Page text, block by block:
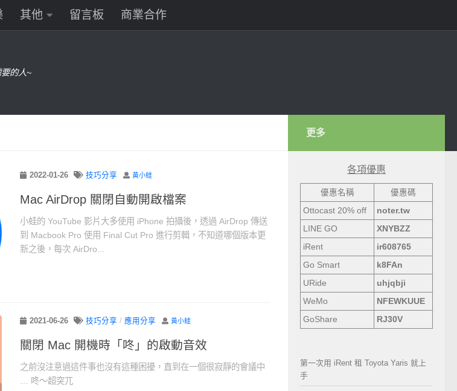
其他 留言板 商業合作
的人~
2022-01-26 技巧分享 黃小蛙
Mac AirDrop 關閉自動開啟檔案
小蛙的 YouTube 影片大多使用 iPhone 拍攝後，透過 AirDrop 傳送
到 Macbook Pro 使用 Final Cut Pro 進行剪輯，不知道哪個版本更
新之後，每次 AirDro...
2021-06-26 技巧分享 / 應用分享 黃小蛙
關閉 Mac 開機時「咚」的啟動音效
之前沒注意過這件事也沒有這種困擾，直到在一個很寂靜的會議中
… 咚～超突兀
更多
各項優惠
優惠名稱
優惠碼
Ottocast 20% off
noter.tw
LINE GO
XNYBZZ
iRent
ir608765
Go Smart
k8FAn
URide
uhjqbji
WeMo
NFEWKUUE
GoShare
RJ30V
第一次用 iRent 租 Toyota Yaris 就上
手